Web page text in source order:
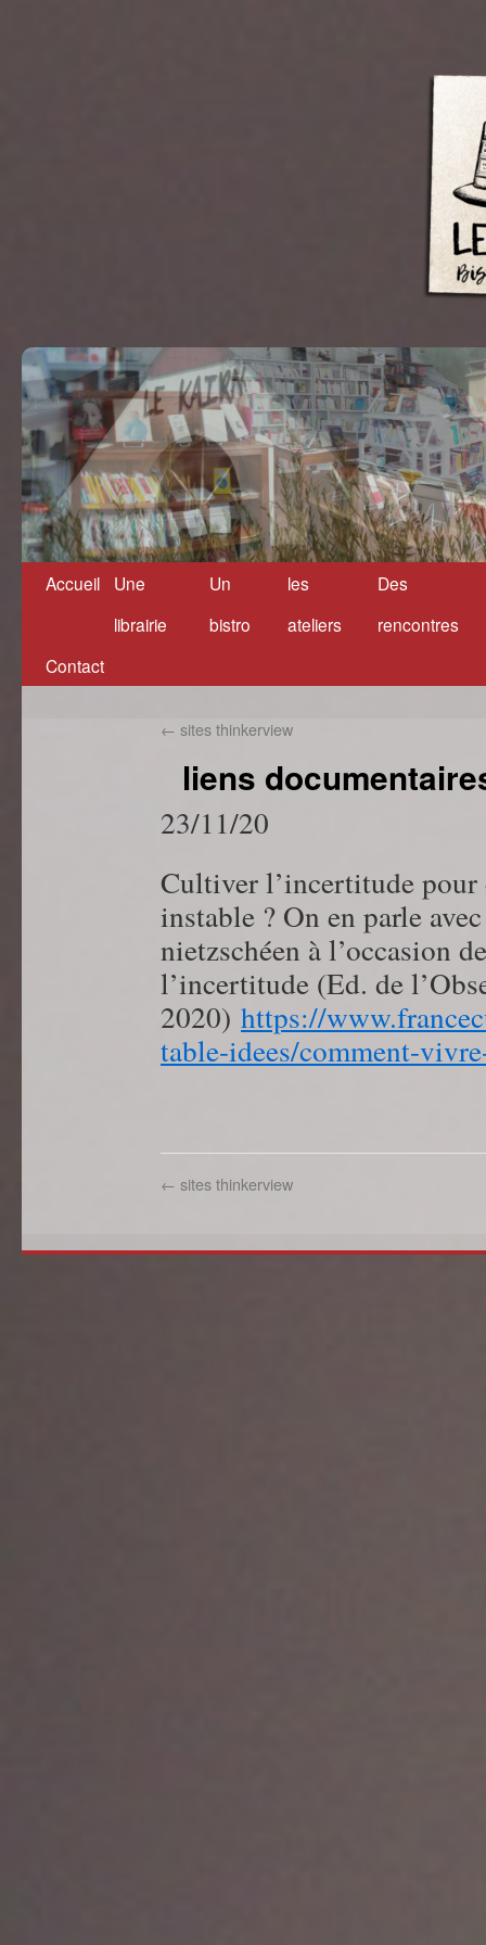
Aller
contenu
Accueil
Une
librairie
Un
bistro
les
ateliers
Des
rencontres
Contact
← sites thinkerview
liens
23/11/20
Cultiver l’incertitude
instable ? On en parle
nietzschéen à l’occasion
l’incertitude (Ed. de
2020) https://
table-idees/comment-
← sites thinkerview